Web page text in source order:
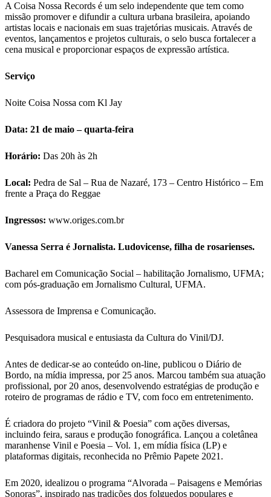
A Coisa Nossa Records é um selo independente que tem como
missão promover e difundir a cultura urbana brasileira, apoiando
artistas locais e nacionais em suas trajetórias musicais. Através de
eventos, lançamentos e projetos culturais, o selo busca fortalecer a
cena musical e proporcionar espaços de expressão artística.
Serviço
Noite Coisa Nossa com Kl Jay
Data: 21 de maio – quarta-feira
Horário: Das 20h às 2h
Local: Pedra de Sal – Rua de Nazaré, 173 – Centro Histórico – Em
frente a Praça do Reggae
Ingressos: www.origes.com.br
Vanessa Serra é Jornalista. Ludovicense, filha de rosarienses.
Bacharel em Comunicação Social – habilitação Jornalismo, UFMA;
com pós-graduação em Jornalismo Cultural, UFMA.
Assessora de Imprensa e Comunicação.
Pesquisadora musical e entusiasta da Cultura do Vinil/DJ.
Antes de dedicar-se ao conteúdo on-line, publicou o Diário de
Bordo, na mídia impressa, por 25 anos. Marcou também sua atuação
profissional, por 20 anos, desenvolvendo estratégias de produção e
roteiro de programas de rádio e TV, com foco em entretenimento.
É criadora do projeto “Vinil & Poesia” com ações diversas,
incluindo feira, saraus e produção fonográfica. Lançou a coletânea
maranhense Vinil e Poesia – Vol. 1, em mídia física (LP) e
plataformas digitais, reconhecida no Prêmio Papete 2021.
Em 2020, idealizou o programa “Alvorada – Paisagens e Memórias
Sonoras”, inspirado nas tradições dos folguedos populares e